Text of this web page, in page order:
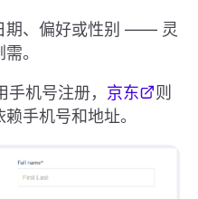
期、偏好或性别 —— 灵
。
机号注册， 京东
则
手机号和地址。